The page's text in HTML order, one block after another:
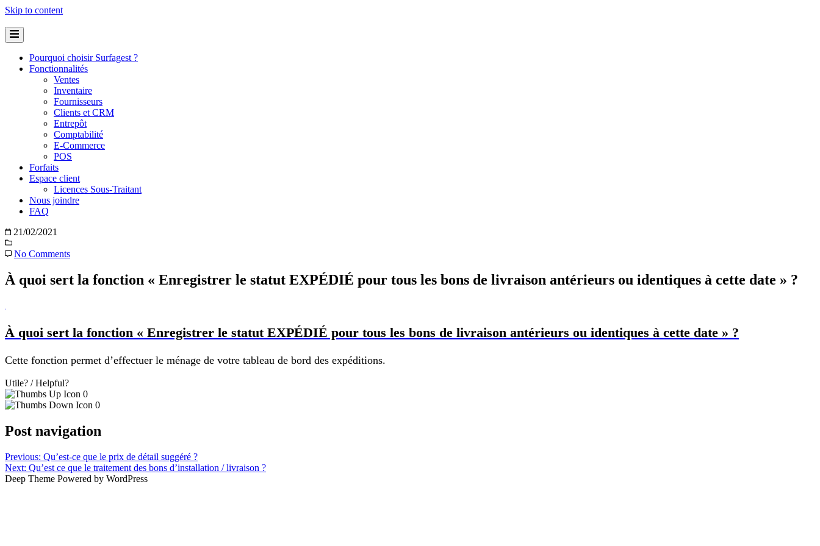
Skip to content
Pourquoi choisir Surfagest ?
Fonctionnalités
Ventes
Inventaire
Fournisseurs
Clients et CRM
Entrepôt
Comptabilité
E-Commerce
POS
Forfaits
Espace client
Licences Sous-Traitant
Nous joindre
FAQ
21/02/2021
No Comments
À quoi sert la fonction « Enregistrer le statut EXPÉDIÉ pour tous les bons de livraison antérieurs ou identiques à cette date » ?
À quoi sert la fonction « Enregistrer le statut EXPÉDIÉ pour tous les bons de livraison antérieurs ou identiques à cette date » ?
Cette fonction permet d’effectuer le ménage de votre tableau de bord des expéditions.
Utile? / Helpful?
0
0
Post navigation
Previous: Qu’est-ce que le prix de détail suggéré ?
Next: Qu’est ce que le traitement des bons d’installation / livraison ?
Deep Theme Powered by WordPress